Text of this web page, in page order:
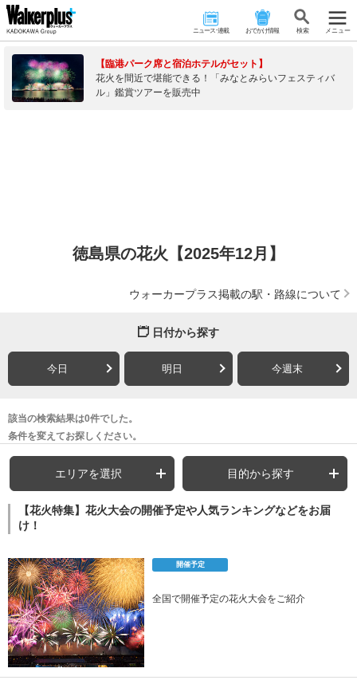
ニュース･連載 おでかけ情報 検 索 メニュー
【臨港パーク席と宿泊ホテルがセット】
花火を間近で堪能できる！「みなとみらいフェスティバ
ル」鑑賞ツアーを販売中
徳島県の花火【2025年12月】
ウォーカープラス掲載の駅・路線について
日付から探す
今日 明日 今週末
該当の検索結果は0件でした。
条件を変えてお探しください。
エリアを選択 目的から探す
【花火特集】花火大会の開催予定や人気ランキングなどをお届
け！
開催予定
全国で開催予定の花火大会をご紹介